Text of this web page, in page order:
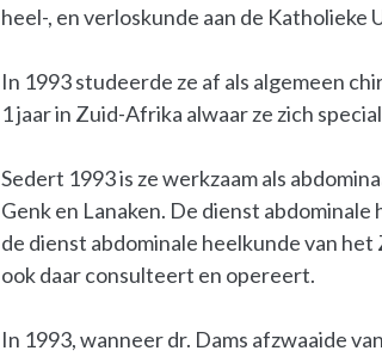
heel-, en verloskunde aan de Katholieke
In 1993 studeerde ze af als algemeen
1 jaar in Zuid-Afrika alwaar ze zich
Sedert 1993 is ze werkzaam als
Genk en Lanaken. De dienst
de dienst abdominale heelkunde van
ook daar consulteert en opereert.
In 1993, wanneer dr. Dams afzwaaide